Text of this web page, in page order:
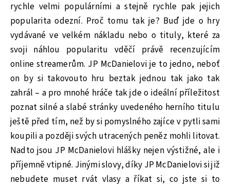
rychle velmi populárními a stejně rychle pak jejich
popularita odezní. Proč tomu tak je? Buď jde o hry
vydávané ve velkém nákladu nebo o tituly, které za
svoji náhlou popularitu vděčí právě recenzujícím
online streamerům. JP McDanielovi je to jedno, neboť
on by si takovouto hru beztak jednou tak jako tak
zahrál – a pro mnohé hráče tak jde o ideální příležitost
poznat silné a slabé stránky uvedeného herního titulu
ještě před tím, než by si pomyslného zajíce v pytli sami
koupili a později svých utracených peněz mohli litovat.
Nadto jsou JP McDanielovi hlášky nejen výstižné, ale i
příjemně vtipné. Jinými slovy, díky JP McDanielovi si již
nebudete muset rvát vlasy a říkat si, co jste si to